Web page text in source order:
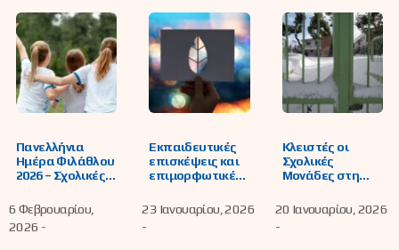
Πανελλήνια
Ημέρα Φιλάθλου
2026 – Σχολικές
Δράσεις
6 Φεβρουαρίου,
2026 -
Εκπαιδευτικές
επισκέψεις και
επιμορφωτικές
Κέντρα
Εκπαίδευσης για
23 Ιανουαρίου, 2026
-
Κλειστές οι
Σχολικές
Μονάδες στη
Μακεδονία την
Τετάρτη 21
20 Ιανουαρίου, 2026
-